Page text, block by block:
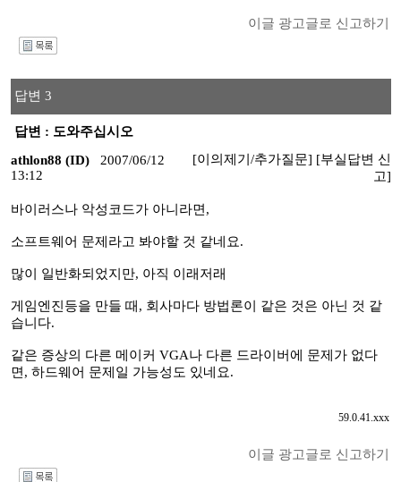
이글 광고글로 신고하기
답변 3
답변 : 도와주십시오
athlon88 (ID)
2007/06/12
13:12
[이의제기/추가질문] [부실답변 신
고]
바이러스나 악성코드가 아니라면,
소프트웨어 문제라고 봐야할 것 같네요.
많이 일반화되었지만, 아직 이래저래
게임엔진등을 만들 때, 회사마다 방법론이 같은 것은 아닌 것 같
습니다.
같은 증상의 다른 메이커 VGA나 다른 드라이버에 문제가 없다
면, 하드웨어 문제일 가능성도 있네요.
59.0.41.xxx
이글 광고글로 신고하기